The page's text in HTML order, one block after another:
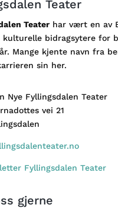
Teater
Teaterhar vært en av
kulturelle bidragsytere for
Mange kjente navn fra
sin her.
Nye Fyllingsdalen Teater
vei 21
Fyllingsdalen Teater
gjerne